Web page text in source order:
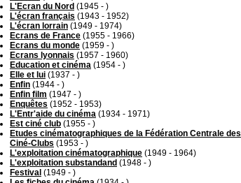
L'Ecran du Nord (1945 - )
L'écran français (1943 - 1952)
L'écran lorrain (1949 - 1974)
Ecrans de France (1955 - 1966)
Ecrans du monde (1959 - )
Ecrans lyonnais (1957 - 1960)
Education et cinéma (1954 - )
Elle et lui (1937 - )
Enfin (1944 - )
Enfin film (1947 - )
Enquêtes (1952 - 1953)
L'Entr'aide du cinéma (1934 - 1971)
Est ciné club (1955 - )
Etudes cinématographiques de la Fédération Centrale des
Ciné-Clubs (1953 - )
L'exploitation cinématographique (1949 - 1964)
L'exploitation substandand (1948 - )
Festival (1949 - )